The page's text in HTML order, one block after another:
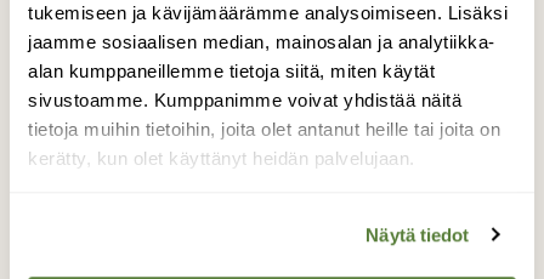
tukemiseen ja kävijämäärämme analysoimiseen. Lisäksi
jaamme sosiaalisen median, mainosalan ja analytiikka-
alan kumppaneillemme tietoja siitä, miten käytät
sivustoamme. Kumppanimme voivat yhdistää näitä
tietoja muihin tietoihin, joita olet antanut heille tai joita on
kerätty, kun olet käyttänyt heidän palvelujaan.
Näytä tiedot
Luonnon ja mielen rauhaa
" Hyvä on hiihtäjän hiihdellä....".